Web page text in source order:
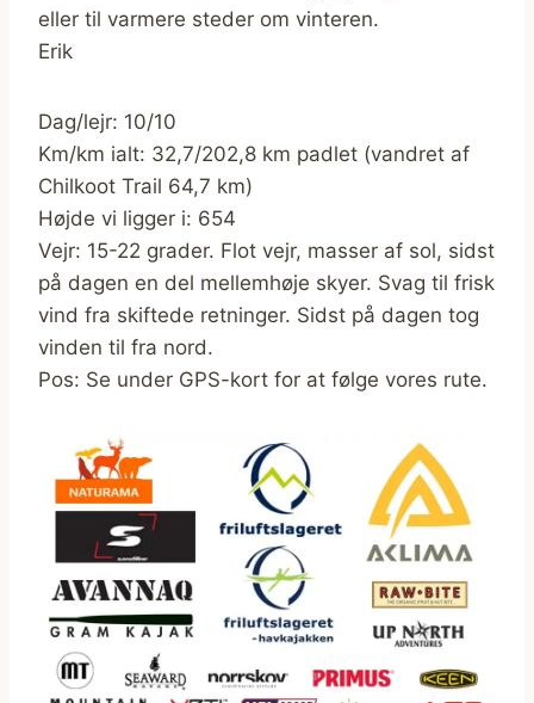
eller til varmere steder om vinteren.
Erik
Dag/lejr: 10/10
Km/km ialt: 32,7/202,8 km padlet (vandret af
Chilkoot Trail 64,7 km)
Højde vi ligger i: 654
Vejr: 15-22 grader. Flot vejr, masser af sol, sidst
på dagen en del mellemhøje skyer. Svag til frisk
vind fra skiftede retninger. Sidst på dagen tog
vinden til fra nord.
Pos: Se under GPS-kort for at følge vores rute.